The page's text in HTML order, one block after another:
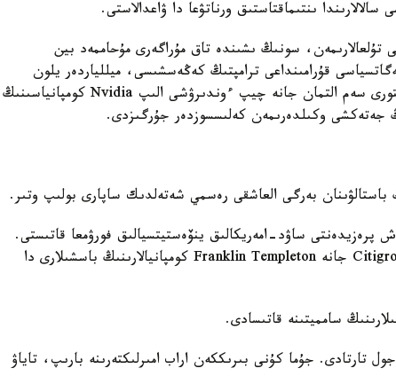
ىنتىماقتاستىق ورناتۋعا دا ۋاعدالاستى.
سونىڭ ىشىندە تاق مۇراگەرى مۇحاممەد بين
قۇرامىنداعى ترامپتىڭ كەڭەسشىسى، ميللياردەر يلون
ماسك، OpenAI كومپانياسىنىڭ باس ديرەكتورى سەم التمان جانە چيپ ءوندىرۋشى الىپ Nvidia كومپانياسىنىڭ
وكىلدەرىمەن كەلىسسوزدەر جۇرگىزدى.
باستالۋىنان بەرگى العاشقى رەسمي شەتەلدىك ساپارى بولىپ وتىر.
ساۋد-امەريكالىق ينۆەستيتسيالىق فورۋمعا قاتىستى.
فورۋمعا Citigroup ،IBM ،Qualcomm ،Alphabet جانە Franklin Templeton كومپانيالارىنىڭ باسشىلارى دا
سامميتىنە قاتىسادى.
تارتادى. جۇما كۇنى بىرىككەن اراب امىرلىكتەرىنە بارىپ، تاياۋ